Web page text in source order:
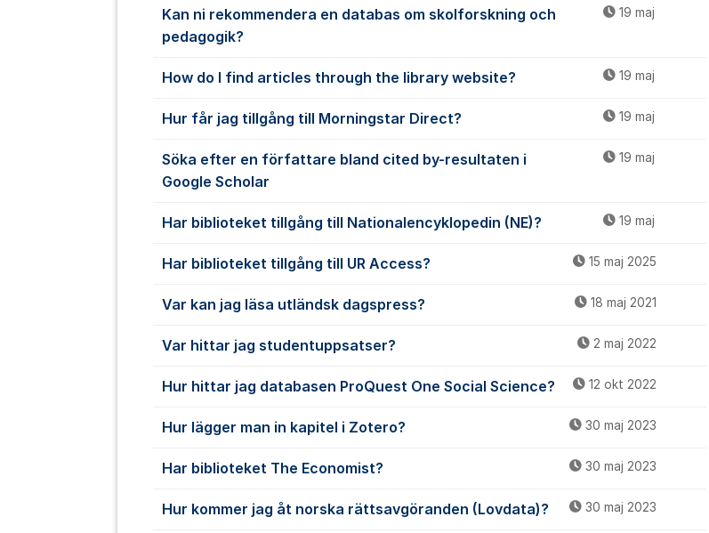
Kan ni rekommendera en databas om skolforskning och
pedagogik?
19 maj
How do I find articles through the library website? 19 maj
Hur får jag tillgång till Morningstar Direct? 19 maj
Söka efter en författare bland cited by-resultaten i
Google Scholar
19 maj
Har biblioteket tillgång till Nationalencyklopedin (NE)? 19 maj
Har biblioteket tillgång till UR Access? 15 maj 2025
Var kan jag läsa utländsk dagspress? 18 maj 2021
Var hittar jag studentuppsatser? 2 maj 2022
Hur hittar jag databasen ProQuest One Social Science? 12 okt 2022
Hur lägger man in kapitel i Zotero? 30 maj 2023
Har biblioteket The Economist? 30 maj 2023
Hur kommer jag åt norska rättsavgöranden (Lovdata)? 30 maj 2023